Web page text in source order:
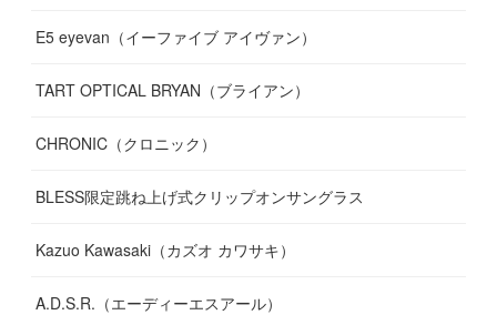
(17)
E5 eyevan（イーファイブ アイヴァン）
TART OPTICAL BRYAN（ブライアン）
CHRONIC（クロニック）
BLESS限定跳ね上げ式クリップオンサングラス
Kazuo Kawasaki（カズオ カワサキ）
A.D.S.R.（エーディーエスアール）